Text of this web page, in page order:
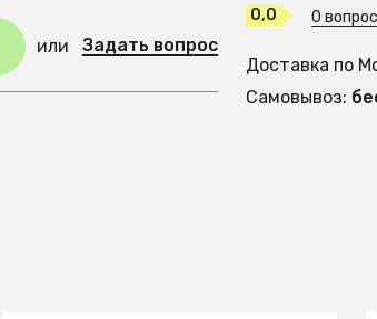
или Задать вопрос
0,0 0
Доставка по
Самовывоз: